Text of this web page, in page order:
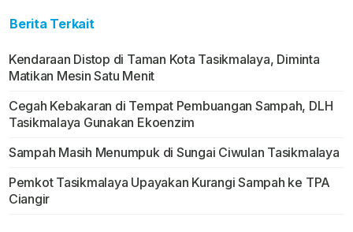
Berita Terkait
Kendaraan Distop di Taman Kota Tasikmalaya, Diminta
Matikan Mesin Satu Menit
Cegah Kebakaran di Tempat Pembuangan Sampah, DLH
Tasikmalaya Gunakan Ekoenzim
Sampah Masih Menumpuk di Sungai Ciwulan Tasikmalaya
Pemkot Tasikmalaya Upayakan Kurangi Sampah ke TPA
Ciangir